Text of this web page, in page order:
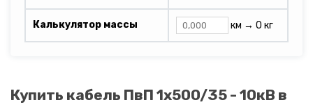
Калькулятор массы км → 0 кг
Купить кабель ПвП 1х500/35 - 10кВ в